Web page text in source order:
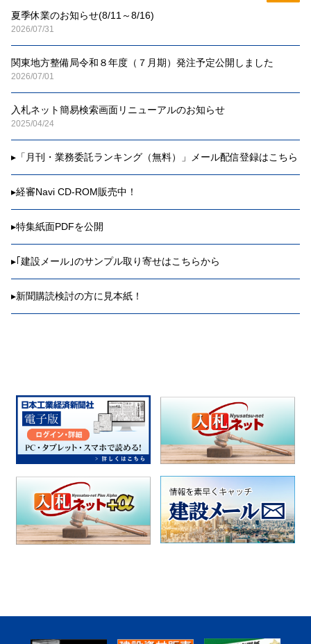
夏季休業のお知らせ(8/11～8/16)
2026/07/31
関東地方整備局令和８年度（７月期）発注予定公開しました
2026/07/01
入札ネット簡易検索画面リニューアルのお知らせ
2025/04/24
▸ 「月刊・業務委託ランキング（無料）」メール配信登録はこちら
▸経審Navi CD-ROM販売中！
▸特集紙面PDFを公開
▸｢建設メール｣のサンプル取り寄せはこちらから
▸新聞購読検討の方に見本紙！